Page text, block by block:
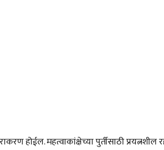
होईल. महत्वाकांक्षेच्या पुर्तीसाठी प्रयत्नशील